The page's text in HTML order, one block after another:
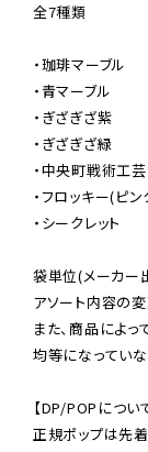
全7種類
・珈琲マーブル
・青マーブル
・ぎざぎざ紫
・ぎざぎざ緑
・中央町戦術工芸
・フロッキー(ピン
・シークレット
袋単位(メーカー
アソート内容の
また、商品によ
均等になっていな
【DP/POPについ
正規ポップは先着